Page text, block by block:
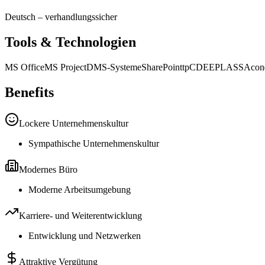
Deutsch – verhandlungssicher
Tools & Technologien
MS OfficeMS ProjectDMS-SystemeSharePointtpCDEEPLASS
Benefits
Lockere Unternehmenskultur
Sympathische Unternehmenskultur
Modernes Büro
Moderne Arbeitsumgebung
Karriere- und Weiterentwicklung
Entwicklung und Netzwerken
Attraktive Vergütung